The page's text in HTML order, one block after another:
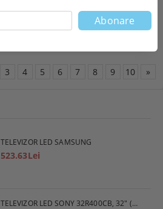
24.00Lei
3 4 5 6 7 8 9 10 »
TELEVIZOR LED SAMSUNG
523.63Lei
TELEVIZOR LED SONY 32R400CB, 32" (80 СМ), HD